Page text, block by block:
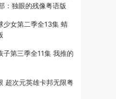
：独眼的残像粤语版
少女第二季全13集 蜻
子第三季全11集 我推的
超次元英雄卡邦无限粤